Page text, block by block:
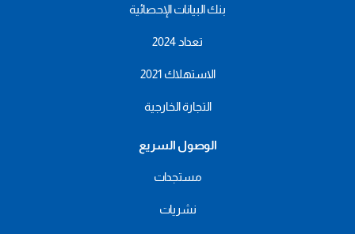
بنك البيانات الإحصائية
تعداد 2024
الاستهلاك 2021
التجارة الخارجية
الوصول السريع
مستجدات
نشريات